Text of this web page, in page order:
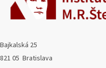
Bajkalská 25
821 05 Bratislava